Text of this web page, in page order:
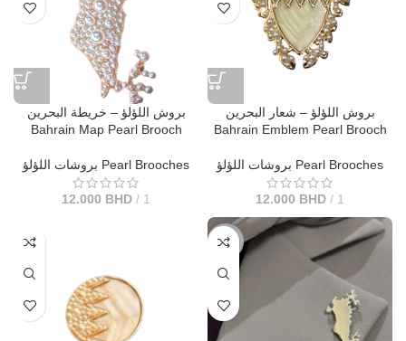
بروش اللؤلؤ – خريطة البحرين
Bahrain Map Pearl Brooch
بروشات اللؤلؤ Pearl Brooches
12.000 BHD 1
بروش اللؤلؤ – شعار البحرين
Bahrain Emblem Pearl Brooch
بروشات اللؤلؤ Pearl Brooches
12.000 BHD 1
-50%